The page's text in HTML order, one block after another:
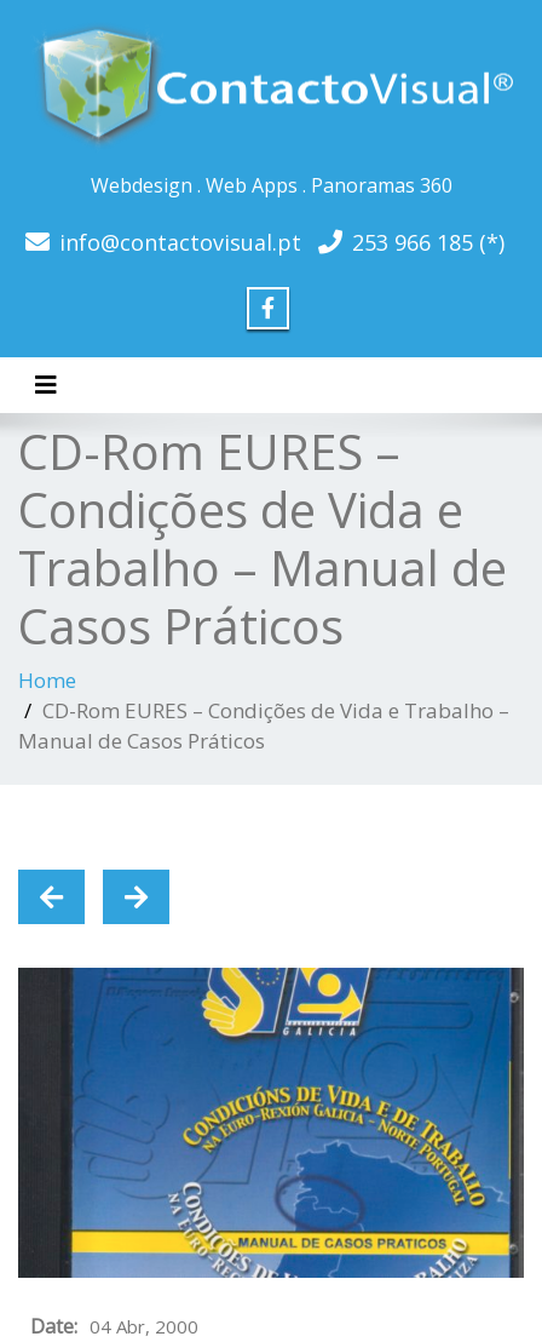
Webdesign . Web Apps . Panoramas 360
info@contactovisual.pt 253 966 185 (*)
Toggle navigation
CD-Rom EURES –
Condições de Vida e
Trabalho – Manual de
Casos Práticos
Home
CD-Rom EURES – Condições de Vida e Trabalho –
Manual de Casos Práticos
Date: 04 Abr, 2000